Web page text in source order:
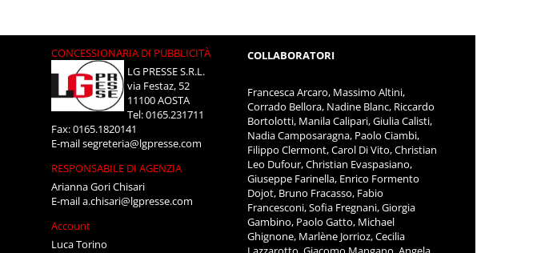
CONCESSIONARIA DI PUBBLICITÀ
LG PRESSE S.R.L.
via Festaz, 52
11100 AOSTA
Tel: 0165.231711
Fax: 0165.1820141
E-mailsegreteria@lgpresse.com
RESPONSABILE DI AGENZIA
Arianna Gori Chisari
E-maila.chisari@lgpresse.com
Account
Luca Torino
COLLABORATORI
Francesca Arcaro, Massimo Altini,
Corrado Bellora, Nadine Blanc, Riccardo
Bortolotti, Manila Calipari, Giulia Calisti,
Nadia Camposaragna, Paolo Ciambi,
Filippo Clermont, Carol Di Vito, Christian
Leo Dufour, Christian Evaspasiano,
Giuseppe Farinella, Enrico Formento
Dojot, Bruno Fracasso, Fabio
Francesconi, Sofia Fregnani, Giorgia
Gambino, Paolo Gatto, Michael
Ghignone, Marlène Jorrioz, Cecilia